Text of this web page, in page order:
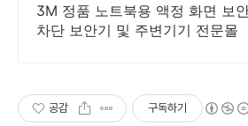
3M 정품 노트북용 액정 화면 보
차단 보안기 및 주변기기 전문몰
공감 구독하기